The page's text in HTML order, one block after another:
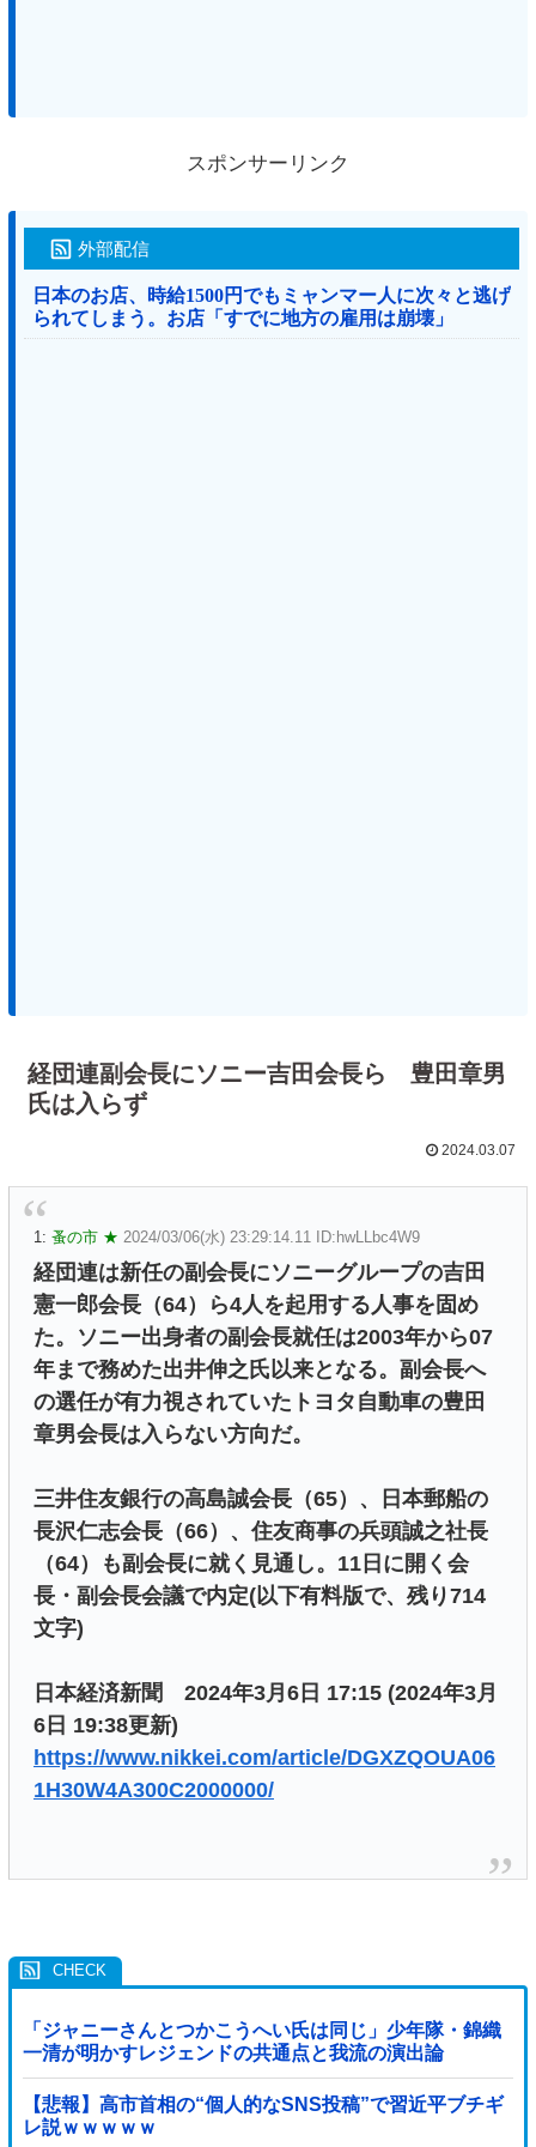
スポンサーリンク
外部配信
日本のお店、時給1500円でもミャンマー人に次々と逃げ
られてしまう。お店「すでに地方の雇用は崩壊」
経団連副会長にソニー吉田会長ら 豊田章男
氏は入らず
2024.03.07
1: 蚤の市 ★ 2024/03/06(水) 23:29:14.11 ID:hwLLbc4W9
経団連は新任の副会長にソニーグループの吉田
憲一郎会長（64）ら4人を起用する人事を固め
た。ソニー出身者の副会長就任は2003年から07
年まで務めた出井伸之氏以来となる。副会長へ
の選任が有力視されていたトヨタ自動車の豊田
章男会長は入らない方向だ。
三井住友銀行の高島誠会長（65）、日本郵船の
長沢仁志会長（66）、住友商事の兵頭誠之社長
（64）も副会長に就く見通し。11日に開く会
長・副会長会議で内定(以下有料版で、残り714
文字)
日本経済新聞 2024年3月6日 17:15 (2024年3月
6日 19:38更新)
https://www.nikkei.com/article/DGXZQOUA06
1H30W4A300C2000000/
「ジャニーさんとつかこうへい氏は同じ」少年隊・錦織
一清が明かすレジェンドの共通点と我流の演出論
【悲報】高市首相の“個人的なSNS投稿”で習近平ブチギ
レ説ｗｗｗｗｗ